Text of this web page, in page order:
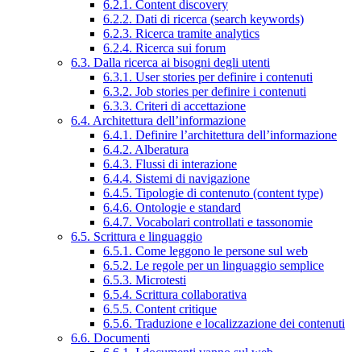
6.2.1. Content discovery
6.2.2. Dati di ricerca (search keywords)
6.2.3. Ricerca tramite analytics
6.2.4. Ricerca sui forum
6.3. Dalla ricerca ai bisogni degli utenti
6.3.1. User stories per definire i contenuti
6.3.2. Job stories per definire i contenuti
6.3.3. Criteri di accettazione
6.4. Architettura dell’informazione
6.4.1. Definire l’architettura dell’informazione
6.4.2. Alberatura
6.4.3. Flussi di interazione
6.4.4. Sistemi di navigazione
6.4.5. Tipologie di contenuto (content type)
6.4.6. Ontologie e standard
6.4.7. Vocabolari controllati e tassonomie
6.5. Scrittura e linguaggio
6.5.1. Come leggono le persone sul web
6.5.2. Le regole per un linguaggio semplice
6.5.3. Microtesti
6.5.4. Scrittura collaborativa
6.5.5. Content critique
6.5.6. Traduzione e localizzazione dei contenuti
6.6. Documenti